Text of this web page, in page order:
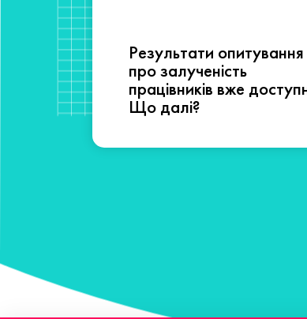
Результати опитування
про залученість
працівників вже
Що далі?